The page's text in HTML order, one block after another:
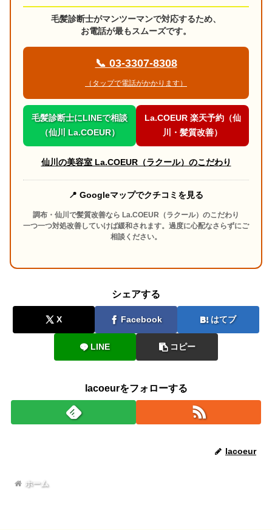
毛髪診断士がマンツーマンで対応するため、
お電話が最もスムーズです。
📞 03-3307-8308
（タップで電話がかかります）
毛髪診断士にLINEで相談
（仙川 La.COEUR）
La.COEUR 楽天予約（仙
川・髪質改善）
仙川の美容室 La.COEUR（ラクール）のこだわり
📍 Googleマップでクチコミを見る
調布・仙川で髪質改善なら La.COEUR（ラクール）のこだわり
一つ一つ対処改善していけば緩和されます。過度に心配なさらずにご
相談ください。
シェアする
X Facebook はてブ
LINE コピー
lacoeurをフォローする
lacoeur
ホーム